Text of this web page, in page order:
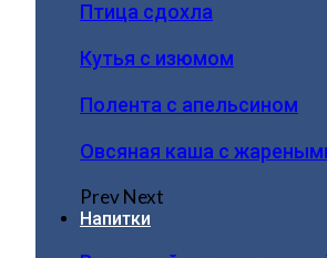
Птица сдохла
Кутья с изюмом
Полента с апельсином
Овсяная каша с
PrevNext
Напитки